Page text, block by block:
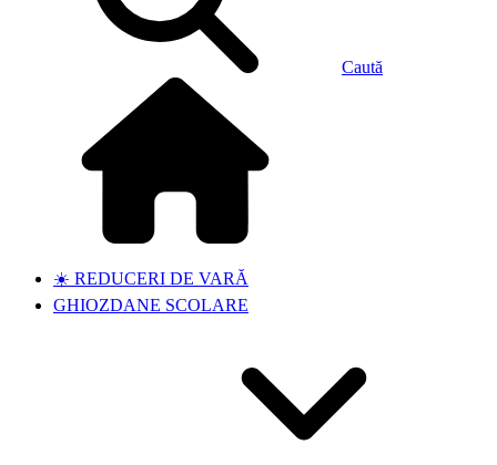
Caută
☀️ REDUCERI DE VARĂ
GHIOZDANE SCOLARE